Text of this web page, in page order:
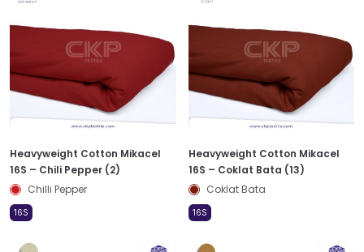
Heavyweight Cotton Mikacel
16S – Chili Pepper (2)
Chilli Pepper
16S
Heavyweight Cotton Mikacel
16S – Coklat Bata (13)
Coklat Bata
16S